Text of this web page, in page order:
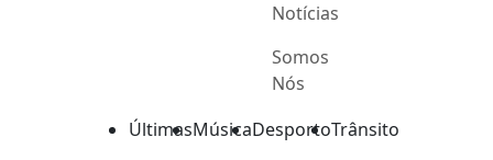
Notícias
Somos
Nós
ÚltimasMúsicaDesportoTrânsito